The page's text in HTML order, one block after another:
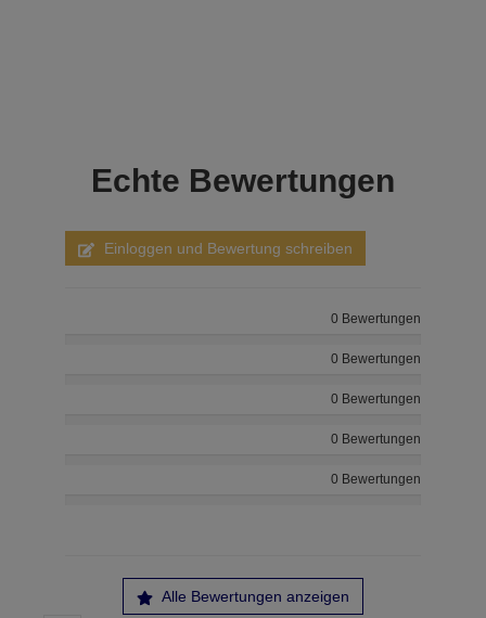
Echte Bewertungen
Einloggen und Bewertung schreiben
0 Bewertungen
0 Bewertungen
0 Bewertungen
0 Bewertungen
0 Bewertungen
Alle Bewertungen anzeigen